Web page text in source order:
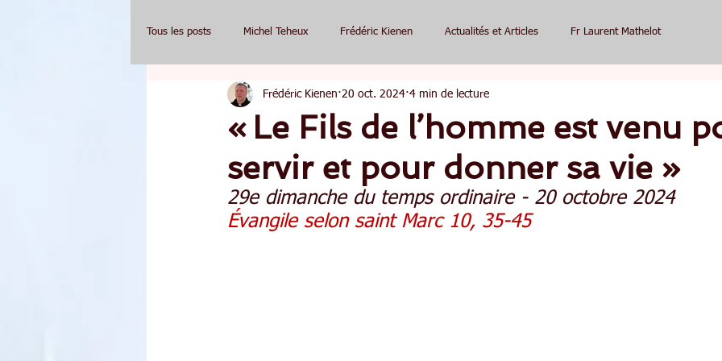
Tous les posts Michel Teheux Frédéric Kienen Actualités et Articles Fr Laurent Mathelot
« Le Fils de l’homme est venu
servir et pour donner sa vie »
Frédéric Kienen 20 oct. 2024 4 min de lecture
29e dimanche du temps ordinaire - 20 octobre 2024
Évangile selon saint Marc 10, 35-45